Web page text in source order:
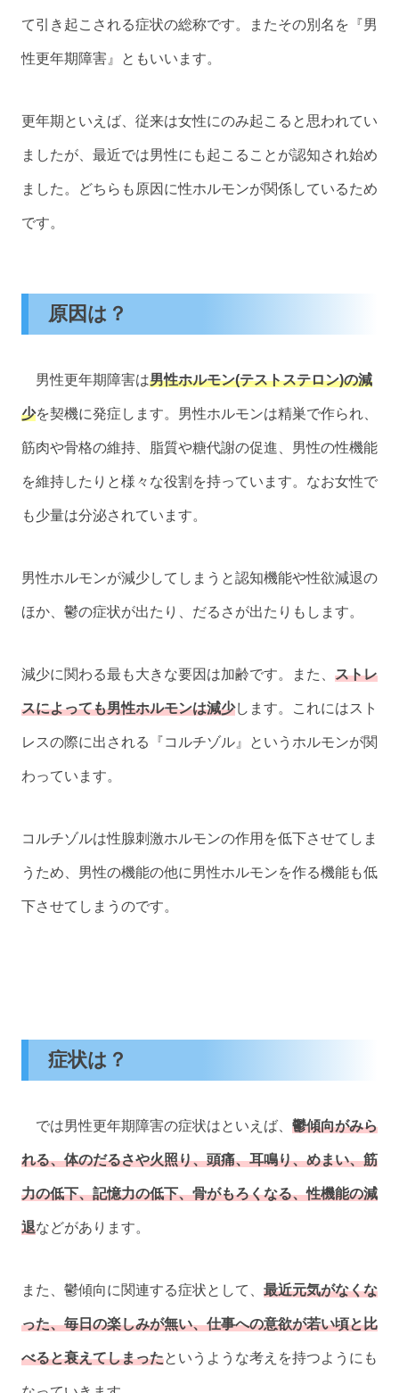
て引き起こされる症状の総称です。またその別名を『男
性更年期障害』ともいいます。
更年期といえば、従来は女性にのみ起こると思われてい
ましたが、最近では男性にも起こることが認知され始め
ました。どちらも原因に性ホルモンが関係しているため
です。
原因は？
男性更年期障害は男性ホルモン(テストステロン)の減
少を契機に発症します。男性ホルモンは精巣で作られ、
筋肉や骨格の維持、脂質や糖代謝の促進、男性の性機能
を維持したりと様々な役割を持っています。なお女性で
も少量は分泌されています。
男性ホルモンが減少してしまうと認知機能や性欲減退の
ほか、鬱の症状が出たり、だるさが出たりもします。
減少に関わる最も大きな要因は加齢です。また、 ストレ
スによっても男性ホルモンは減少します。これにはスト
レスの際に出される『コルチゾル』というホルモンが関
わっています。
コルチゾルは性腺刺激ホルモンの作用を低下させてしま
うため、男性の機能の他に男性ホルモンを作る機能も低
下させてしまうのです。
症状は？
では男性更年期障害の症状はといえば、 鬱傾向がみら
れる、体のだるさや火照り、頭痛、耳鳴り、めまい、筋
力の低下、記憶力の低下、骨がもろくなる、性機能の減
退などがあります。
また、鬱傾向に関連する症状として、 最近元気がなくな
った、毎日の楽しみが無い、仕事への意欲が若い頃と比
べると衰えてしまったというような考えを持つようにも